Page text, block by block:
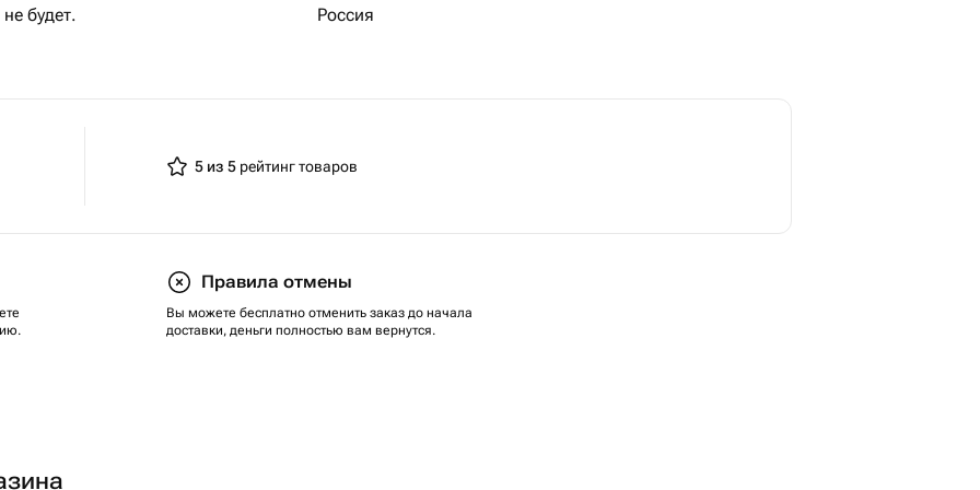
Россия
будет.
5 из 5 рейтинг товаров
Правила отмены
Вы можете бесплатно отменить заказ до начала
доставки, деньги полностью вам вернутся.